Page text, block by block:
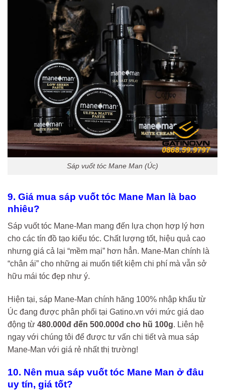
Sáp vuốt tóc Mane Man (Úc)
9. Giá mua sáp vuốt tóc Mane Man là bao
nhiêu?
Sáp vuốt tóc Mane-Man mang đến lựa chọn hợp lý hơn
cho các tín đồ tạo kiểu tóc. Chất lượng tốt, hiệu quả cao
nhưng giá cả lại “mềm mại” hơn hẳn. Mane-Man chính là
“chân ái” cho những ai muốn tiết kiệm chi phí mà vẫn sở
hữu mái tóc đẹp như ý.
Hiện tại, sáp Mane-Man chính hãng 100% nhập khẩu từ
Úc đang được phân phối tại Gatino.vn với mức giá dao
động từ 480.000đ đến 500.000đ cho hũ 100g. Liên hệ
ngay với chúng tôi để được tư vấn chi tiết và mua sáp
Mane-Man với giá rẻ nhất thị trường!
10. Nên mua sáp vuốt tóc Mane Man ở đâu
uy tín, giá tốt?